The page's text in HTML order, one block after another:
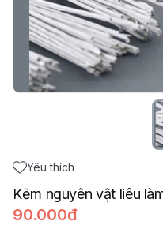
Yêu thích
Kẽm nguyên vật liêu
90.000đ